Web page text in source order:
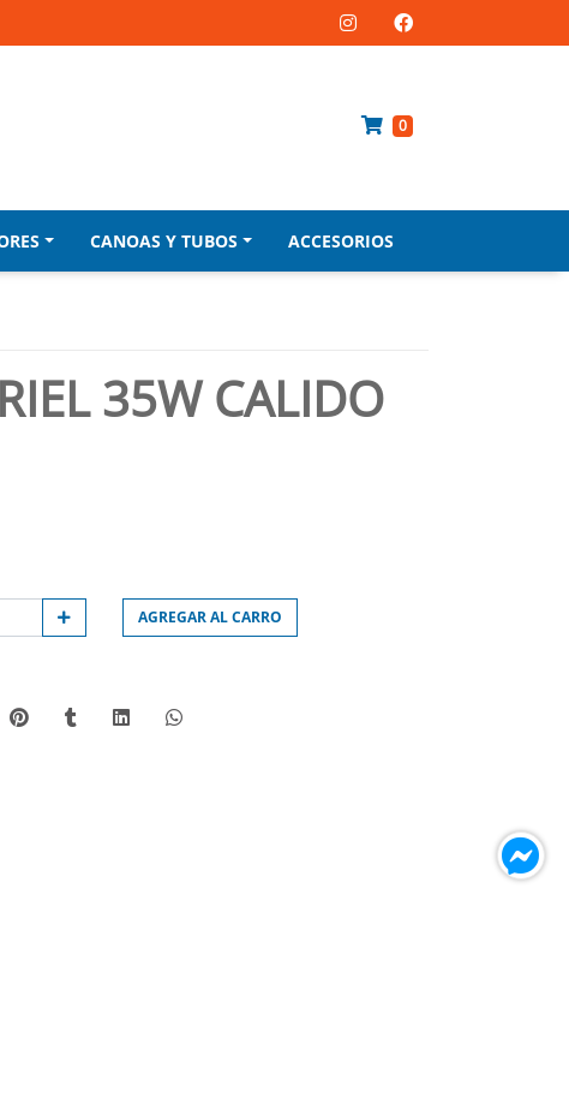
0
CANOAS Y TUBOS ACCESORIOS
35W CALIDO
AGREGAR AL CARRO